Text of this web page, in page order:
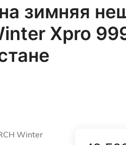
зимняя
Xpro
Winter